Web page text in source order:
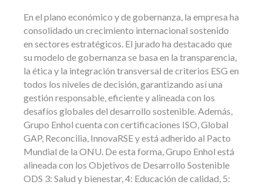
En el plano económico y de gobernanza, la empresa ha
consolidado un crecimiento internacional sostenido
en sectores estratégicos. El jurado ha destacado que
su modelo de gobernanza se basa en la transparencia,
la ética y la integración transversal de criterios ESG en
todos los niveles de decisión, garantizando así una
gestión responsable, eficiente y alineada con los
desafíos globales del desarrollo sostenible. Además,
Grupo Enhol cuenta con certificaciones ISO, Global
GAP, Reconcilia, InnovaRSE y está adherido al Pacto
Mundial de la ONU. De esta forma, Grupo Enhol está
alineada con los Objetivos de Desarrollo Sostenible
ODS 3: Salud y bienestar, 4: Educación de calidad, 5: